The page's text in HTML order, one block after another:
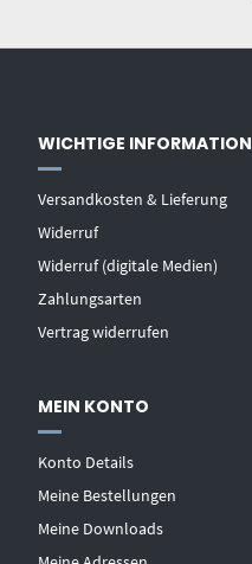
WICHTIGE INFORMATION
Versandkosten & Lieferung
Widerruf
Widerruf (digitale Medien)
Zahlungsarten
Vertrag widerrufen
MEIN KONTO
Konto Details
Meine Bestellungen
Meine Downloads